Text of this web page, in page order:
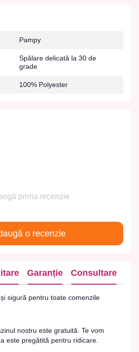
Pampy
Spălare delicată la 30 de
grade
100% Polyester
prima recenzie
o recenzie
Garanție Consultare
sigură pentru toate comenzile
nostru este gratuită. Te vom
este pregătită pentru ridicare.